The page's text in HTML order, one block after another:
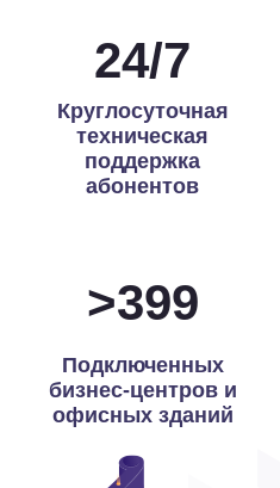
24/7
Круглосуточная
техническая
поддержка
абонентов
>400
Подключенных
бизнес-центров и
офисных зданий